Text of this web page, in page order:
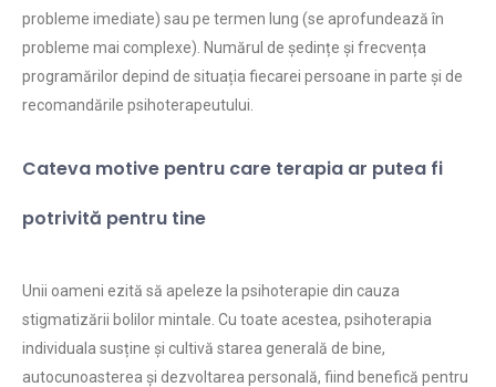
probleme imediate) sau pe termen lung (se aprofundează în
probleme mai complexe). Numărul de ședințe și frecvența
programărilor depind de situația fiecarei persoane in parte și de
recomandările psihoterapeutului.
Cateva motive pentru care terapia ar putea fi
potrivită pentru tine
Unii oameni ezită să apeleze la psihoterapie din cauza
stigmatizării bolilor mintale. Cu toate acestea, psihoterapia
individuala susține și cultivă starea generală de bine,
autocunoasterea și dezvoltarea personală, fiind benefică pentru